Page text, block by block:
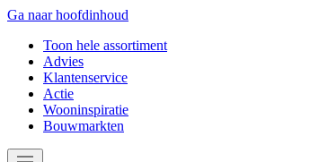
Ga naar hoofdinhoud
Toon hele assortiment
Advies
Klantenservice
Actie
Wooninspiratie
Bouwmarkten